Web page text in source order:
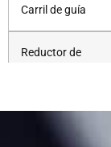
Carril de guía
Reductor de
Husillo de bolas